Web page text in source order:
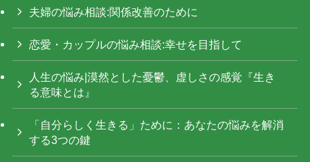
夫婦の悩み相談:関係改善のために
恋愛・カップルの悩み相談:幸せを目指して
人生の悩み|漠然とした憂鬱、虚しさの感覚『生き
る意味とは』
「自分らしく生きる」ために：あなたの悩みを解消
する3つの鍵